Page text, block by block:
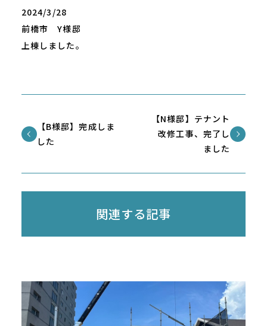
2024/3/28
前橋市 Y様邸
上棟しました。
【B様邸】完成しま
した
【N様邸】テナント
改修工事、完了し
ました
関連する記事